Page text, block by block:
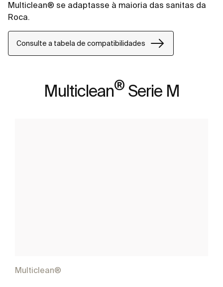
Multiclean® se adaptasse à maioria das sanitas da
Roca.
Consulte a tabela de compatibilidades
Multiclean®Serie M
Multiclean®